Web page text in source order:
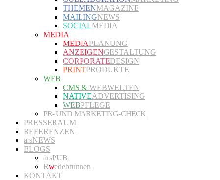
THEMENMAGAZINE
MAILINGNEWS
SOCIALMEDIA
MEDIA
MEDIAPLANUNG
ANZEIGENGESTALTUNG
CORPORATEDESIGN
PRINTPRODUKTE
WEB
CMS & WEBWELTEN
NATIVEADVERTISING
WEBPFLEGE
PR- UND MARKETING-CHECK
PRESSERAUM
REFERENZEN
arsNEWS
BLOGS
arsPUB
Rwedebrunnen
KONTAKT